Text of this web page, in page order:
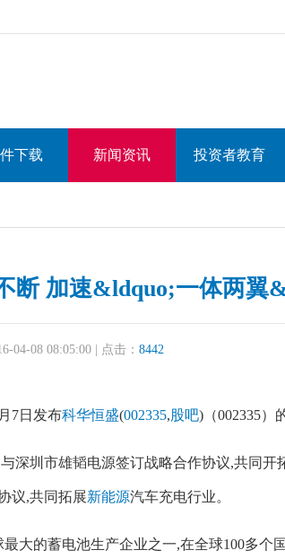
下载 新闻资讯 投资者教育
断 加速&ldquo;一体两翼
04-08 08:05:00 | 点击： 8442
7日发布科华恒盛(002335,股吧)（002335）
圳市雄韬电源签订战略合作协议,共同开
议,共同拓展新能源汽车充电行业。
的蓄电池生产企业之一,在全球100多个